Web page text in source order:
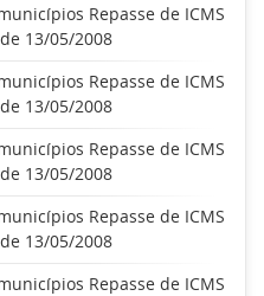
Repasse de ICMS
13/05/2008
Repasse de ICMS
13/05/2008
Repasse de ICMS
13/05/2008
Repasse de ICMS
13/05/2008
Repasse de ICMS